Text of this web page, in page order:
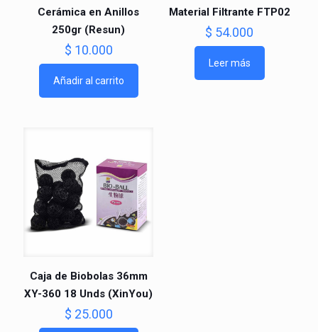
Cerámica en Anillos
250gr (Resun)
$ 10.000
Añadir al carrito
Material Filtrante FTP02
$ 54.000
Leer más
Caja de Biobolas 36mm
XY-360 18 Unds (XinYou)
$ 25.000